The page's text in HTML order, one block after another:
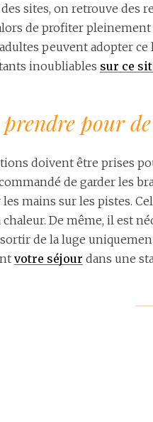
sites, on retrouve des
de profiter pleinement
peuvent adopter
inoubliables sur ce
prendre pour
doivent être prises
de garder les
mains sur les pistes.
De même, il est
de la luge
votre séjour dans une